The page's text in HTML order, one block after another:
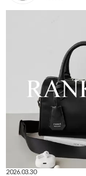
2026.03.30